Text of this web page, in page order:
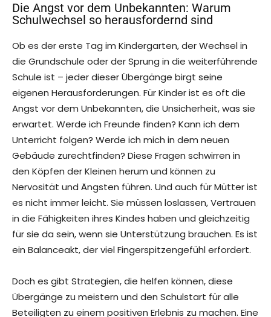
Die Angst vor dem Unbekannten: Warum
Schulwechsel so herausfordernd sind
Ob es der erste Tag im Kindergarten, der Wechsel in
die Grundschule oder der Sprung in die weiterführende
Schule ist – jeder dieser Übergänge birgt seine
eigenen Herausforderungen. Für Kinder ist es oft die
Angst vor dem Unbekannten, die Unsicherheit, was sie
erwartet. Werde ich Freunde finden? Kann ich dem
Unterricht folgen? Werde ich mich in dem neuen
Gebäude zurechtfinden? Diese Fragen schwirren in
den Köpfen der Kleinen herum und können zu
Nervosität und Ängsten führen. Und auch für Mütter ist
es nicht immer leicht. Sie müssen loslassen, Vertrauen
in die Fähigkeiten ihres Kindes haben und gleichzeitig
für sie da sein, wenn sie Unterstützung brauchen. Es ist
ein Balanceakt, der viel Fingerspitzengefühl erfordert.
Doch es gibt Strategien, die helfen können, diese
Übergänge zu meistern und den Schulstart für alle
Beteiligten zu einem positiven Erlebnis zu machen. Eine